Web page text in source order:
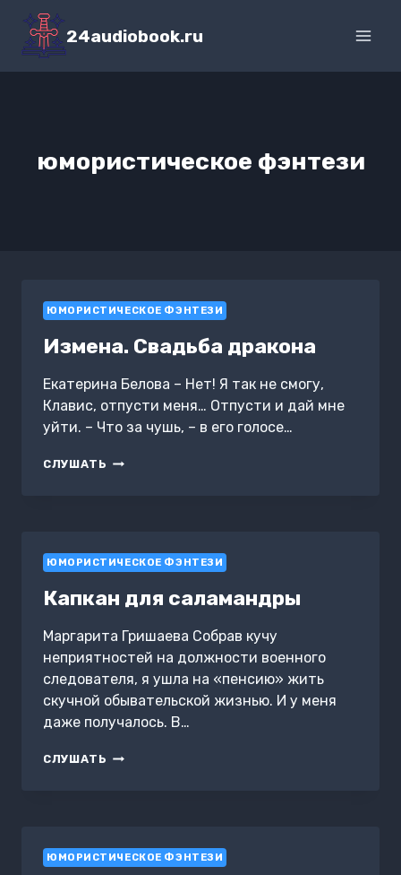
Перейти
содержимому
24audiobook.ru
юмористическое фэнтези
ЮМОРИСТИЧЕСКОЕ ФЭНТЕЗИ
Измена. Свадьба дракона
Екатерина Белова – Нет! Я так не смогу,
Клавис, отпусти меня… Отпусти и дай мне
уйти. – Что за чушь, – в его голосе…
СЛУШАТЬ ИЗМЕНА.
ЮМОРИСТИЧЕСКОЕ ФЭНТЕЗИ
Капкан для саламандры
Маргарита Гришаева Собрав кучу
неприятностей на должности военного
следователя, я ушла на «пенсию» жить
скучной обывательской жизнью. И у меня
даже получалось. В…
СЛУШАТЬ КАПКАН
ЮМОРИСТИЧЕСКОЕ ФЭНТЕЗИ